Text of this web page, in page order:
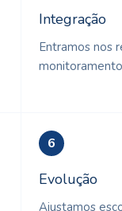
Integração
Entramos nos
6
Evolução
Ajustamos